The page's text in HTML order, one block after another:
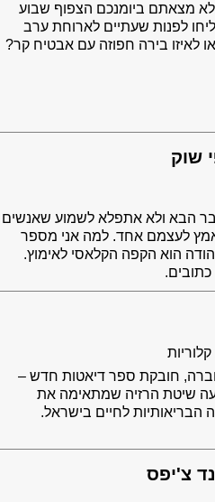
מצאתם ביומנכם הצפוף שבוע
לפנות שעתיים לארוחת ערב
לאיזו בירה חפוזה עם אבטיח קר?
שוק
הבא ולא אתפלא לשמוע שאנשים
לעצמם אחד. למה אני מספר
הוא הקפה הקלאסי לאימוץ.
חובקת ספר דיאטות חדש –
שיטת הרזיה שמתאימה את
הבריאותיות לחיים בישראל.
צ'יפס